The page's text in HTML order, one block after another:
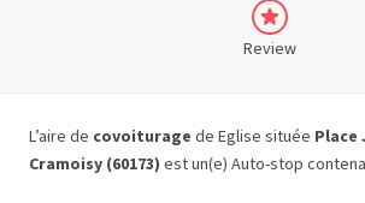
Review
L’aire de covoiturage de Eglise située Place
Cramoisy (60173) est un(e) Auto-stop